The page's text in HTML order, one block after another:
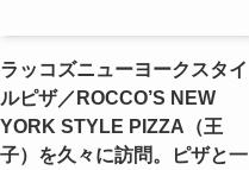
ラッコズニューヨークスタイ
ルピザ／ROCCO’S NEW
YORK STYLE PIZZA（王
子）を久々に訪問。ピザと一